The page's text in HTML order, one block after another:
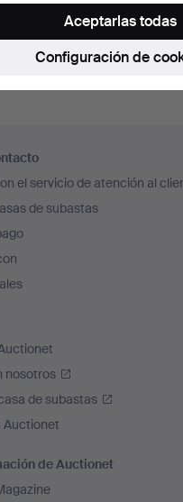
puedes buscar ennuestro
concluidas.
el servicio de atención al
de subastas
nosotros
de subastas
Auctionet
de Auctionet
Configuración de
Aceptarlas todas